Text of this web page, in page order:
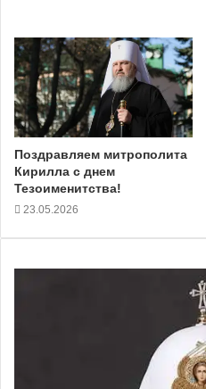
Поздравляем митрополита
Кирилла с днем
Тезоименитства!
23.05.2026